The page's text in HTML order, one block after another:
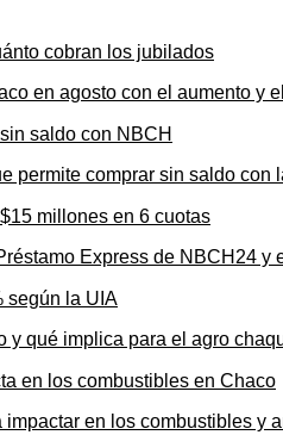
en agosto con el aumento y
permite comprar sin saldo con
Express de NBCH24 y
y qué implica para el agro
en los combustibles y